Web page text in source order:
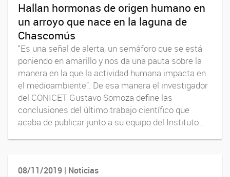
Hallan hormonas de origen humano en
un arroyo que nace en la laguna de
Chascomús
“Es una señal de alerta, un semáforo que se está
poniendo en amarillo y nos da una pauta sobre la
manera en la que la actividad humana impacta en
el medioambiente”. De esa manera el investigador
del CONICET Gustavo Somoza define las
conclusiones del último trabajo científico que
acaba de publicar junto a su equipo del Instituto...
08/11/2019 | Noticias